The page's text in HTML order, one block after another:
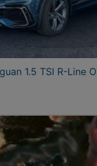
1.5 TSI R-Line